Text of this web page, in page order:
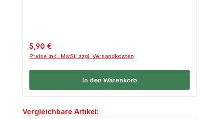
Regulärer Preis:
5,90 €
Preise inkl. MwSt. zzgl. Versandkosten
In den Warenkorb
Produktgalerie überspringen
Vergleichbare Artikel: